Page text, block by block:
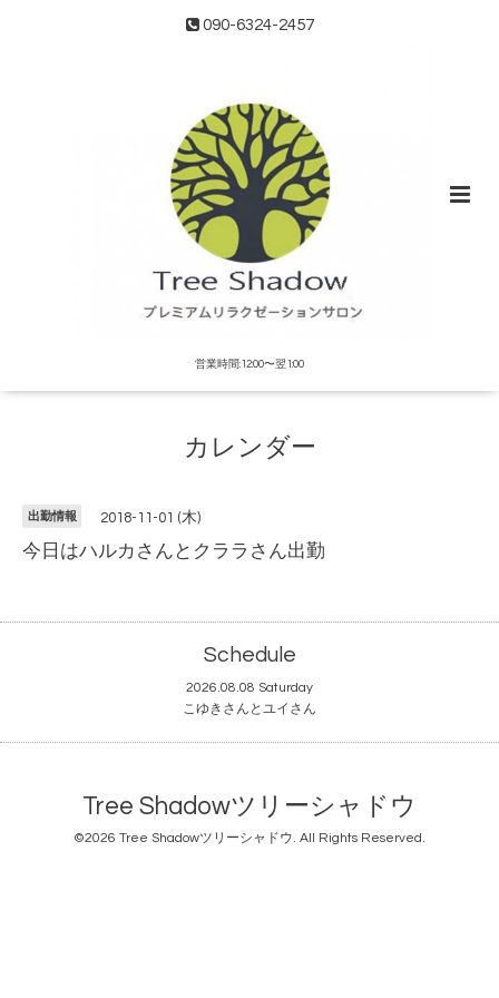
090-6324-2457
営業時間:12:00〜翌1:00
カレンダー
出勤情報 2018-11-01 (木)
今日はハルカさんとクララさん出勤
Schedule
2026.08.08 Saturday
こゆきさんとユイさん
Tree Shadowツリーシャドウ
©2026 Tree Shadowツリーシャドウ. All Rights Reserved.